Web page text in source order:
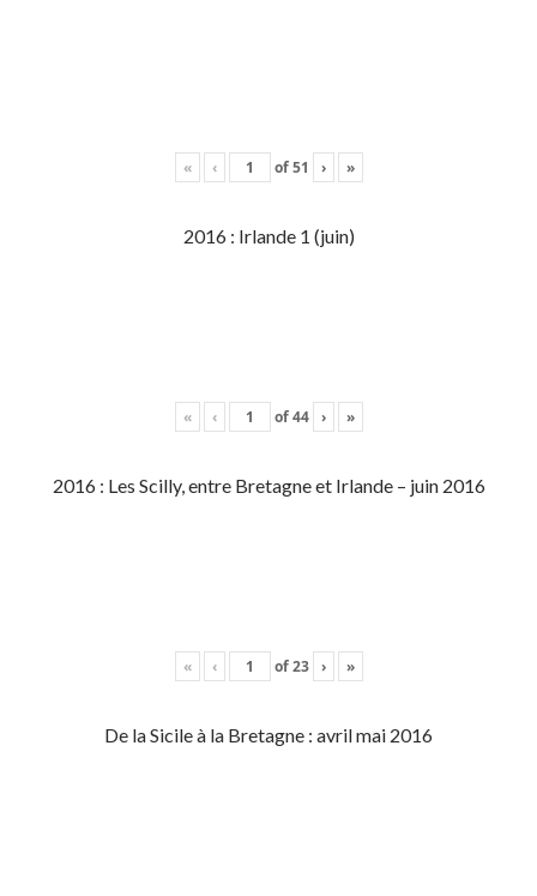
« ‹ of51 › »
2016 : Irlande 1 (juin)
« ‹ of44 › »
2016 : Les Scilly, entre Bretagne et Irlande – juin 2016
« ‹ of23 › »
De la Sicile à la Bretagne : avril mai 2016